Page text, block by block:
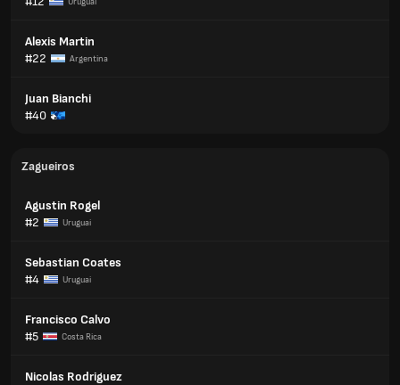
Alexis Martin
#22
Argentina
Juan Bianchi
#40
Zagueiros
Agustin Rogel
#2
Uruguai
Sebastian Coates
#4
Uruguai
Francisco Calvo
#5
Costa Rica
Nicolas Rodriguez